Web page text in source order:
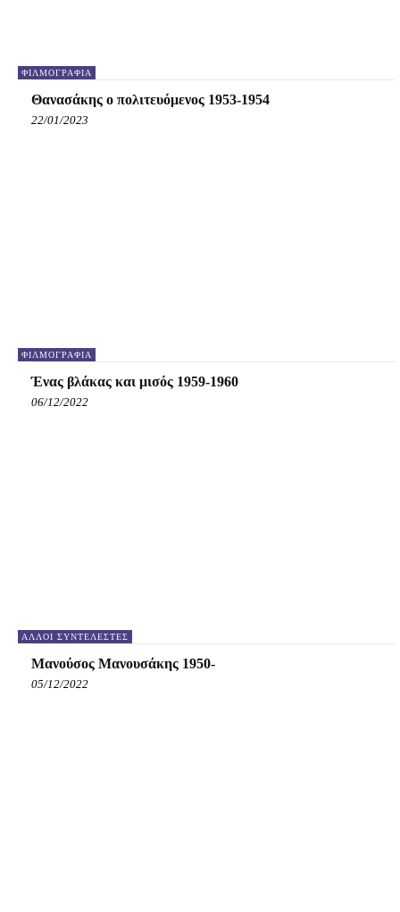
ΦΙΛΜΟΓΡΑΦΊΑ
Θανασάκης ο πολιτευόμενος 1953-1954
22/01/2023
ΦΙΛΜΟΓΡΑΦΊΑ
Ένας βλάκας και μισός 1959-1960
06/12/2022
ΆΛΛΟΙ ΣΥΝΤΕΛΕΣΤΈΣ
Μανούσος Μανουσάκης 1950-
05/12/2022